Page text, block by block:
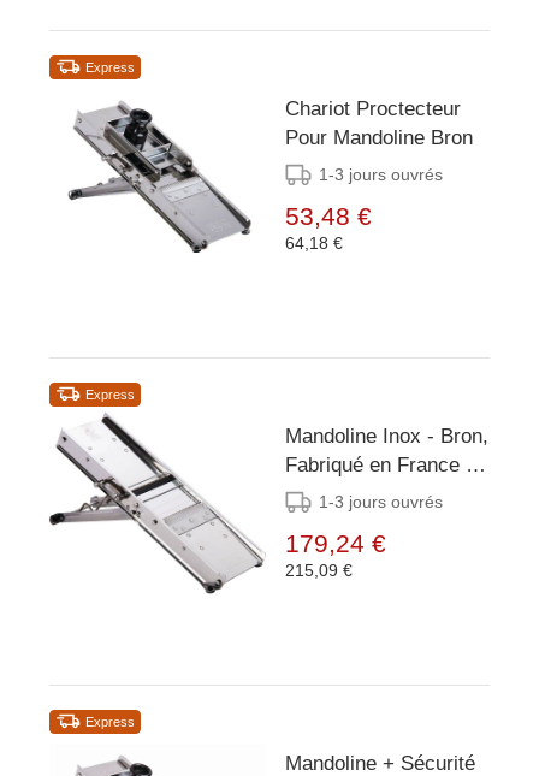
Express
Chariot Proctecteur
Pour Mandoline Bron
1-3 jours ouvrés
53,48 €
64,18 €
Express
Mandoline Inox - Bron,
Fabriqué en France -
115x400mm
1-3 jours ouvrés
179,24 €
215,09 €
Express
Mandoline + Sécurité